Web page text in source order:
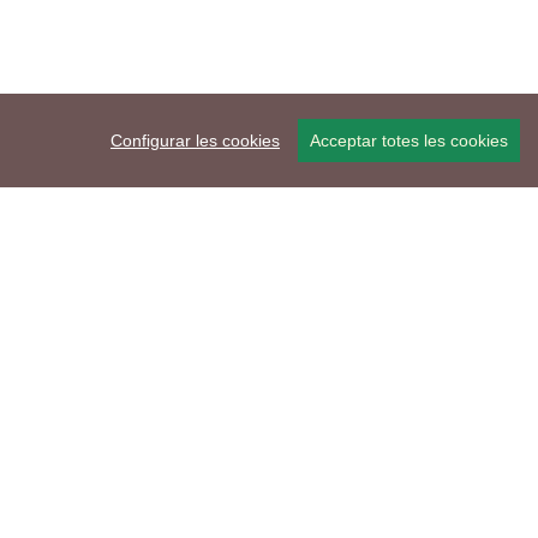
Configurar les cookies Acceptar totes les cookies